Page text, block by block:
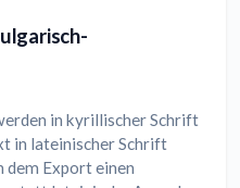
in kyrillischer Schrift
in lateinischer Schrift
dem Export einen